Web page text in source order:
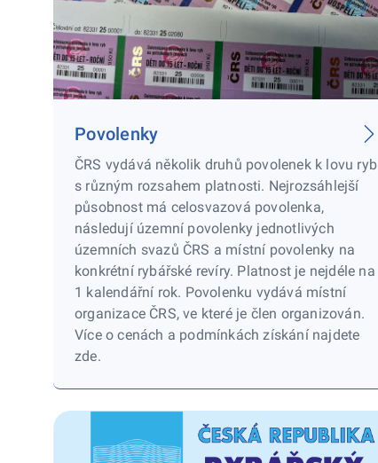
Povolenky
ČRS vydává několik druhů povolenek k lovu ryb
s různým rozsahem platnosti. Nejrozsáhlejší
působnost má celosvazová povolenka,
následují územní povolenky jednotlivých
územních svazů ČRS a místní povolenky na
konkrétní rybářské revíry. Platnost je nejdéle na
1 kalendářní rok. Povolenku vydává místní
organizace ČRS, ve které je člen organizován.
Více o cenách a podmínkách získání najdete
zde.